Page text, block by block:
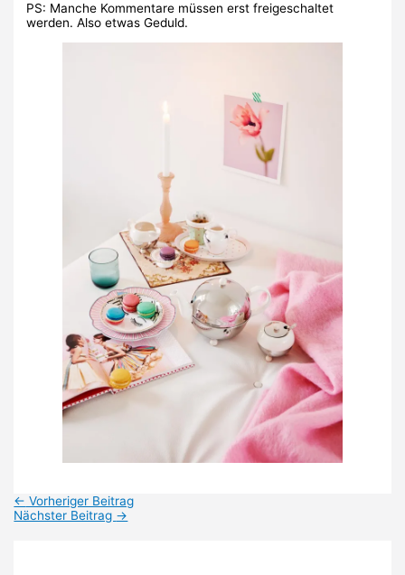
PS: Manche Kommentare müssen erst freigeschaltet
werden. Also etwas Geduld.
← Vorheriger Beitrag
Nächster Beitrag →